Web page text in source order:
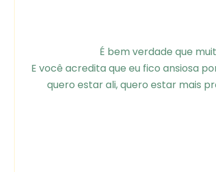
É bem verdade que
E você acredita que eu fico ansiosa
quero estar ali, quero estar mais